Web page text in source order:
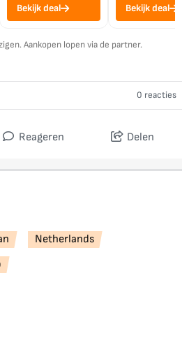
Bekijk deal Bekijk deal
Aankopen lopen via de partner.
0 reacties
Reageren Delen
Netherlands